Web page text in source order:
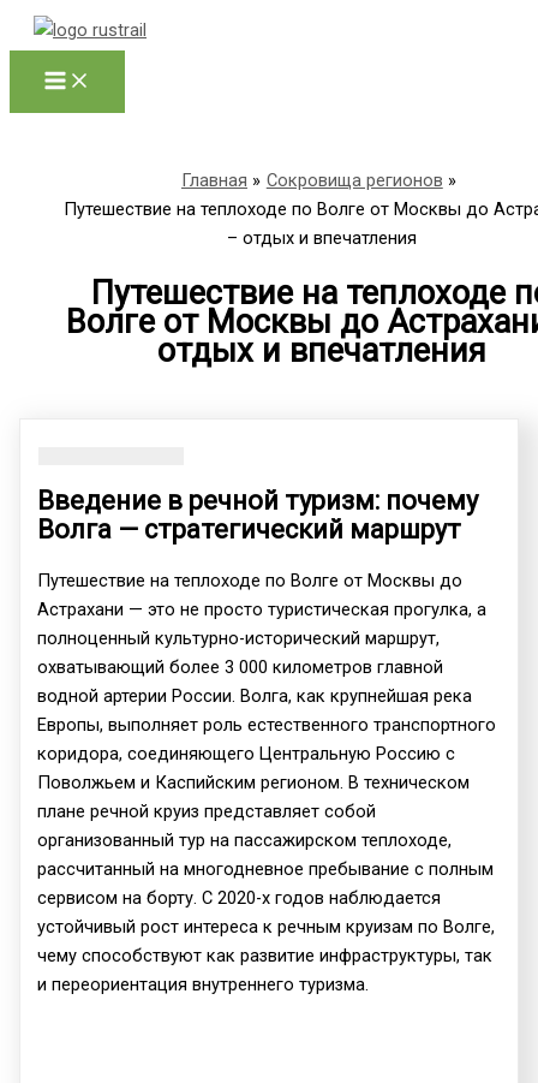
Перейти
к
содержимому
Главная
Сокровища регионов
Путешествие на теплоходе по Волге от Москвы до
– отдых и впечатления
Путешествие на теплоходе
Волге от Москвы до
отдых и впечатления
Введение в речной туризм: почему
Волга — стратегический маршрут
Путешествие на теплоходе по Волге от Москвы до
Астрахани — это не просто туристическая прогулка, а
полноценный культурно-исторический маршрут,
охватывающий более 3 000 километров главной
водной артерии России. Волга, как крупнейшая река
Европы, выполняет роль естественного транспортного
коридора, соединяющего Центральную Россию с
Поволжьем и Каспийским регионом. В техническом
плане речной круиз представляет собой
организованный тур на пассажирском теплоходе,
рассчитанный на многодневное пребывание с полным
сервисом на борту. С 2020-х годов наблюдается
устойчивый рост интереса к речным круизам по Волге,
чему способствуют как развитие инфраструктуры, так
и переориентация внутреннего туризма.